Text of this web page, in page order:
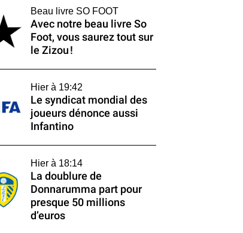
Beau livre SO FOOT
Avec notre beau livre So
Foot, vous saurez tout sur
le Zizou !
Hier à 19:42
Le syndicat mondial des
joueurs dénonce aussi
Infantino
Hier à 18:14
La doublure de
Donnarumma part pour
presque 50 millions
d’euros